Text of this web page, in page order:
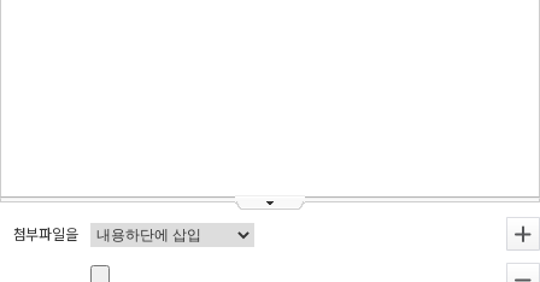
첨부파일을